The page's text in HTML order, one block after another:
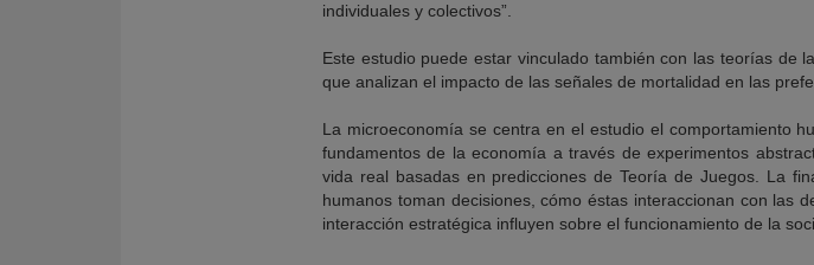
individuales y colectivos”.
Este estudio puede estar vinculado también con las teorías de
que analizan el impacto de las señales de mortalidad en las
La microeconomía se centra en el estudio el comportamiento
fundamentos de la economía a través de experimentos
vida real basadas en predicciones de Teoría de Juegos. La
humanos toman decisiones, cómo éstas interaccionan con las
interacción estratégica influyen sobre el funcionamiento de la